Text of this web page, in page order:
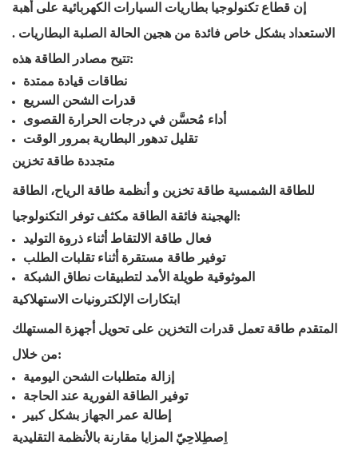
إن قطاع تكنولوجيا بطاريات السيارات الكهربائية على أهبة
الاستعداد بشكل خاص فائدة من هجين الحالة الصلبة البطاريات .
تتيح مصادر الطاقة هذه:
نطاقات قيادة ممتدة
قدرات الشحن السريع
أداء مُحسَّن في درجات الحرارة القصوى
تقليل تدهور البطارية بمرور الوقت
متجددة طاقة تخزين
للطاقة الشمسية طاقة تخزين و أنظمة طاقة الرياح، الطاقة
الهجينة فائقة الطاقة مكثف
توفر التكنولوجيا:
فعال طاقة الالتقاط أثناء ذروة التوليد
توفير طاقة مستقرة أثناء تقلبات الطلب
الموثوقية طويلة الأمد لتطبيقات نطاق الشبكة
ابتكارات الإلكترونيات الاستهلاكية
المتقدم طاقة تعمل قدرات التخزين على تحويل أجهزة المستهلك
من خلال:
إزالة متطلبات الشحن اليومية
توفير الطاقة الفورية عند الحاجة
إطالة عمر الجهاز بشكل كبير
اِصطِلاحِيّ المزايا مقارنة بالأنظمة التقليدية